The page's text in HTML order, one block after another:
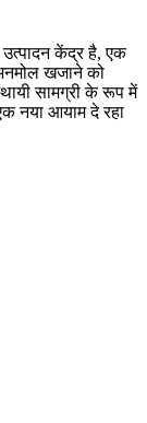
केंद्र है, एक
खजाने को
सामग्री के रूप में
नया आयाम दे रहा